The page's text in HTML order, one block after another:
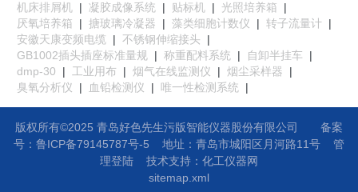
机床排屑机 | 凝胶成像系统 | 贴标机 | 光照培养箱
|
厌氧培养箱
| 搪玻璃冷凝器 | 藻类细胞计数仪 | 转子流量计 |
安徽天康变频电缆
| 不锈钢伸缩接头
|
GB1002插头插座标准量规 | 称重配料系统 | 自卸半挂车
|
dmp-30
| 工业用布 | 烟气在线监测仪 | 烟尘采样器
|
臭氧分析仪
| 血铅检测仪 | 唯一性检测系统 |
版权所有©2025 青岛好色先生污版智能仪器股份有限公司
备案
号：鲁ICP备79145787号-5
地址： 青岛市城阳区月河路11号
管
理登陆技术支持： 化工仪器网
sitemap.xml